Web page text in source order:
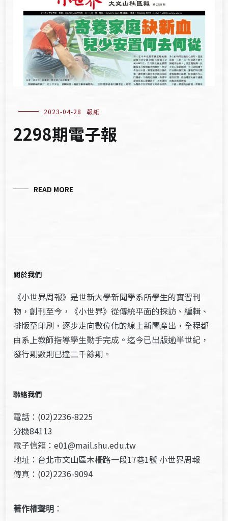
2023-04-28 報紙
2298期電子報
READ MORE
關於我們
《小世界周報》是世新大學新聞學系所學生的實習刊
物，創刊至今，《小世界》從傳統平面的採訪、編輯、
排版至印刷，逐步走向數位化的線上新聞產出，全程都
由系上教師指導學生動手完成。迄今已出版逾半世紀，
發行期數則已達二千餘期。
聯絡我們
電話：(02)2236-8225
分機84113
電子信箱：e01@mail.shu.edu.tw
地址：台北市文山區木柵路一段17巷1號 小世界周報
傳真：(02)2236-9094
著作權聲明 ：